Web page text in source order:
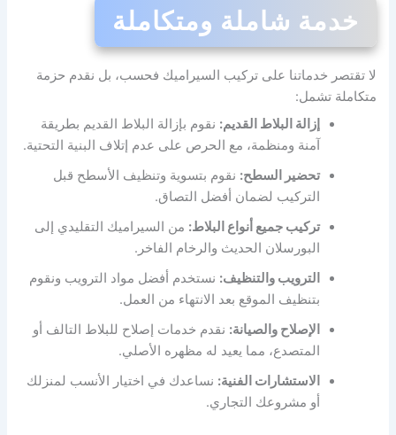
خدمة شاملة ومتكاملة
لا تقتصر خدماتنا على تركيب السيراميك فحسب، بل نقدم حزمة
متكاملة تشمل:
إزالة البلاط القديم: نقوم بإزالة البلاط القديم بطريقة
آمنة ومنظمة، مع الحرص على عدم إتلاف البنية التحتية.
تحضير السطح: نقوم بتسوية وتنظيف الأسطح قبل
التركيب لضمان أفضل التصاق.
تركيب جميع أنواع البلاط: من السيراميك التقليدي إلى
البورسلان الحديث والرخام الفاخر.
الترويب والتنظيف: نستخدم أفضل مواد الترويب ونقوم
بتنظيف الموقع بعد الانتهاء من العمل.
الإصلاح والصيانة: نقدم خدمات إصلاح للبلاط التالف أو
المتصدع، مما يعيد له مظهره الأصلي.
الاستشارات الفنية: نساعدك في اختيار الأنسب لمنزلك
أو مشروعك التجاري.